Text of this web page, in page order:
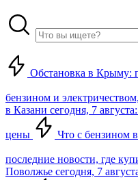
Обстановка в Крыму:
бензином и
в Казани сегодня, 7
цены Что с бензином в
последние новости, где
Поволжье сегодня, 7